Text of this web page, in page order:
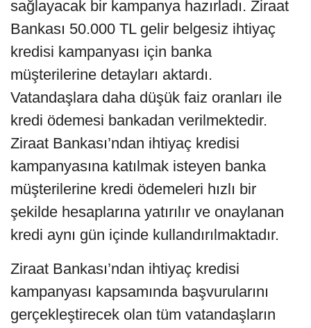
sağlayacak bir kampanya hazırladı. Ziraat
Bankası 50.000 TL gelir belgesiz ihtiyaç
kredisi kampanyası için banka
müşterilerine detayları aktardı.
Vatandaşlara daha düşük faiz oranları ile
kredi ödemesi bankadan verilmektedir.
Ziraat Bankası’ndan ihtiyaç kredisi
kampanyasına katılmak isteyen banka
müşterilerine kredi ödemeleri hızlı bir
şekilde hesaplarına yatırılır ve onaylanan
kredi aynı gün içinde kullandırılmaktadır.
Ziraat Bankası’ndan ihtiyaç kredisi
kampanyası kapsamında başvurularını
gerçekleştirecek olan tüm vatandaşların